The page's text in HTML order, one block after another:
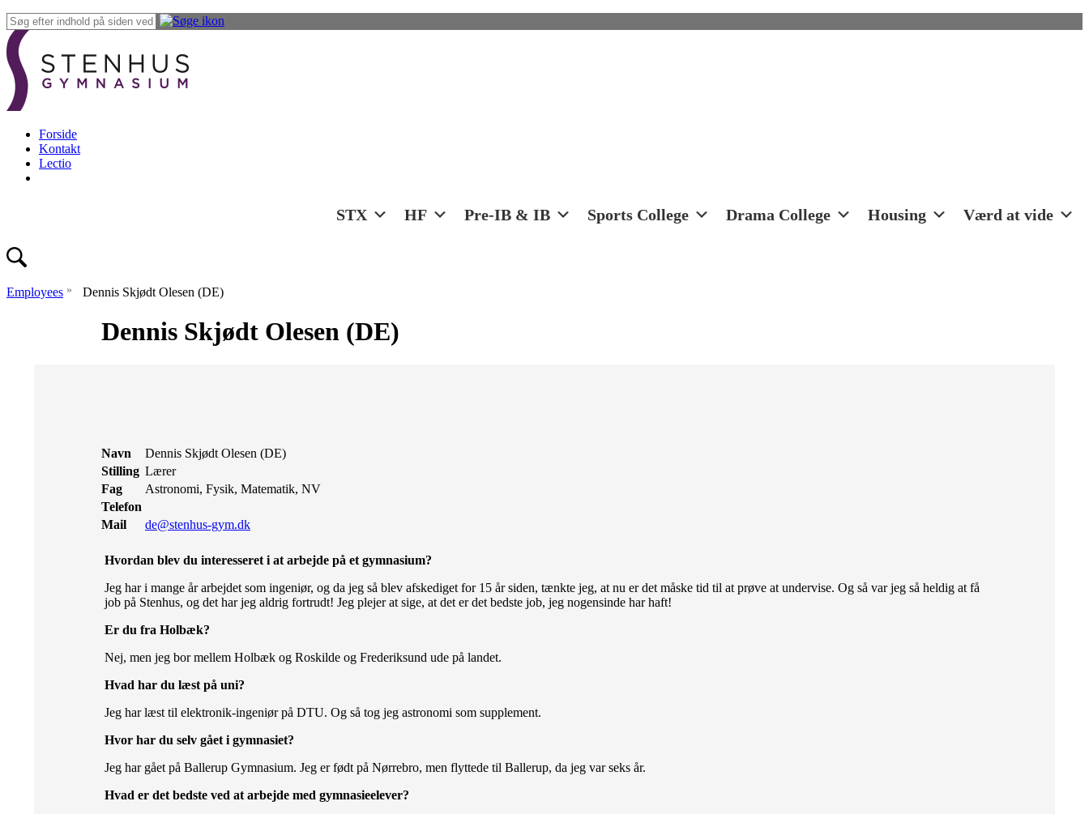
Forside
Kontakt
Lectio
STX HF Pre-IB & IB Sports College Drama College Housing Værd at vide
Employees » Dennis Skjødt Olesen (DE)
Dennis Skjødt Olesen (DE)
Navn
Dennis Skjødt Olesen (DE)
Stilling Lærer
Fag
Astronomi, Fysik, Matematik, NV
Telefon
Mail
de@stenhus-gym.dk
Hvordan blev du interesseret i at arbejde på et gymnasium?
Jeg har i mange år arbejdet som ingeniør, og da jeg så blev afskediget for 15 år siden, tænkte jeg, at nu er det måske tid til at prøve at undervise. Og så var jeg så heldig at få
job på Stenhus, og det har jeg aldrig fortrudt! Jeg plejer at sige, at det er det bedste job, jeg nogensinde har haft!
Er du fra Holbæk?
Nej, men jeg bor mellem Holbæk og Roskilde og Frederiksund ude på landet.
Hvad har du læst på uni?
Jeg har læst til elektronik-ingeniør på DTU. Og så tog jeg astronomi som supplement.
Hvor har du selv gået i gymnasiet?
Jeg har gået på Ballerup Gymnasium. Jeg er født på Nørrebro, men flyttede til Ballerup, da jeg var seks år.
Hvad er det bedste ved at arbejde med gymnasieelever?